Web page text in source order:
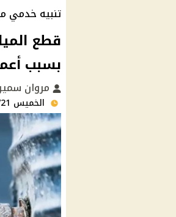
تنبيه خدمي
بسبب
مروان
الخميس 21/مايو/2026 - 09:30 م